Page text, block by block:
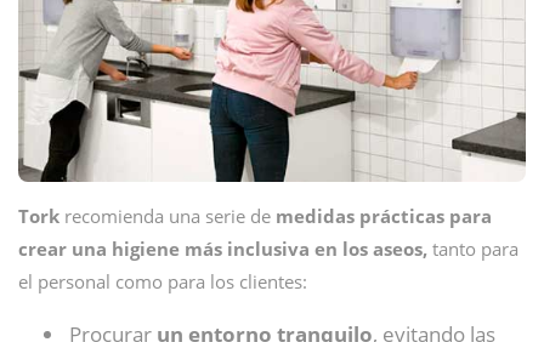
Tork recomienda una serie de medidas prácticas para
crear una higiene más inclusiva en los aseos, tanto para
el personal como para los clientes:
Procurar un entorno tranquilo, evitando las